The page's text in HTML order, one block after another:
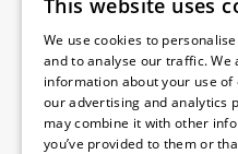
Juridisch
Disclaimer
Privacybeleid
Cookie Policy
This website uses
We use cookies to
and to analyse our traffic. We
information about your use
our advertising and analytics
may combine it with other
you’ve provided to them or